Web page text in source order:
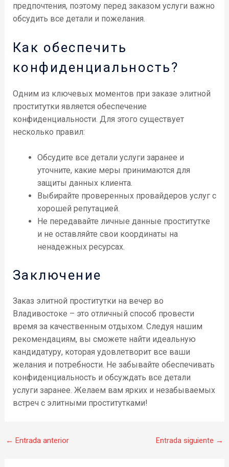
предпочтения, поэтому перед заказом услуги важно
обсудить все детали и пожелания.
Как обеспечить
конфиденциальность?
Одним из ключевых моментов при заказе элитной
проститутки является обеспечение
конфиденциальности. Для этого существует
несколько правил:
Обсудите все детали услуги заранее и
уточните, какие меры принимаются для
защиты данных клиента.
Выбирайте проверенных провайдеров услуг с
хорошей репутацией.
Не передавайте личные данные проститутке
и не оставляйте свои координаты на
ненадежных ресурсах.
Заключение
Заказ элитной проститутки на вечер во
Владивостоке – это отличный способ провести
время за качественным отдыхом. Следуя нашим
рекомендациям, вы сможете найти идеальную
кандидатуру, которая удовлетворит все ваши
желания и потребности. Не забывайте обеспечивать
конфиденциальность и обсуждать все детали
услуги заранее. Желаем вам ярких и незабываемых
встреч с элитными проститутками!
← Entrada anterior Entrada siguiente →